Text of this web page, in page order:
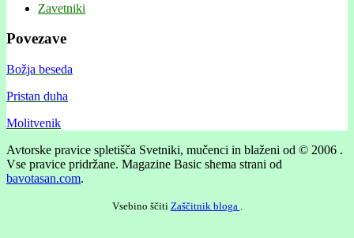
Zavetniki
Povezave
Božja beseda
Pristan duha
Molitvenik
Avtorske pravice spletišča Svetniki, mučenci in blaženi od © 2006 .
Vse pravice pridržane. Magazine Basic shema strani od
bavotasan.com.
Vsebino ščiti Zaščitnik bloga .